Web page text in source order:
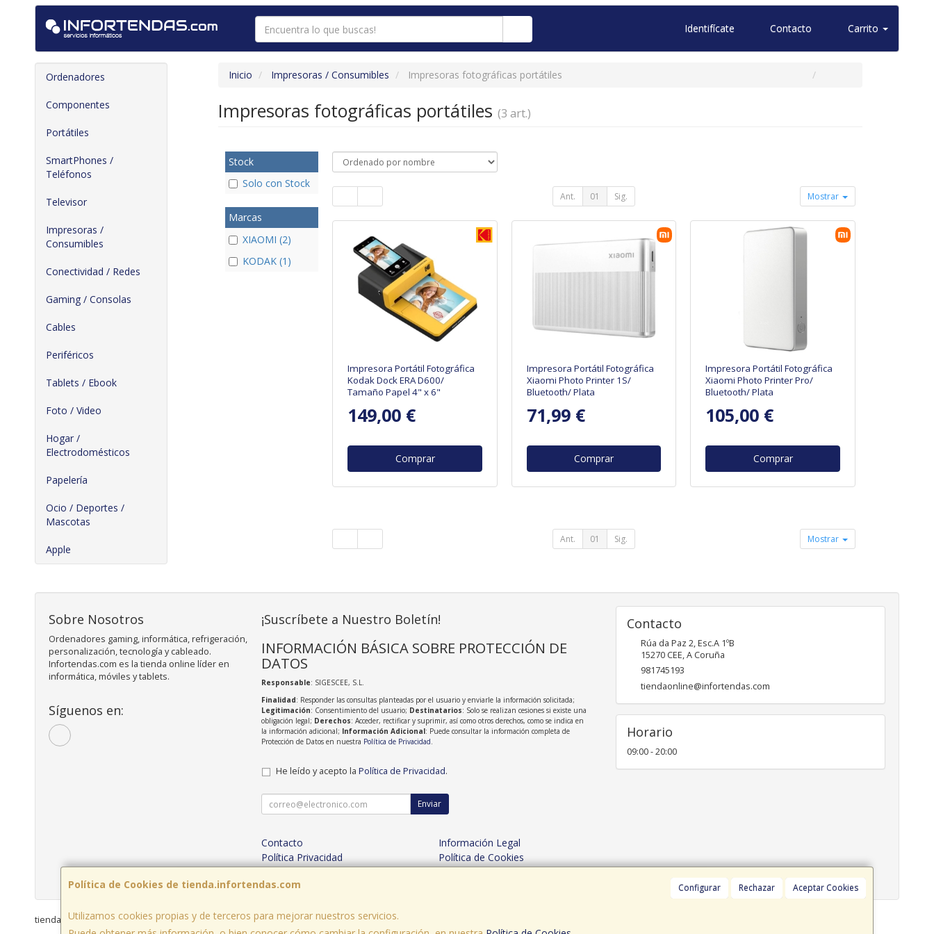
Identifícate Contacto Carrito
Ordenadores
Componentes
Portátiles
SmartPhones /
Teléfonos
Televisor
Impresoras /
Consumibles
Conectividad / Redes
Gaming / Consolas
Cables
Periféricos
Tablets / Ebook
Foto / Video
Hogar /
Electrodomésticos
Papelería
Ocio / Deportes /
Mascotas
Apple
Inicio Impresoras / Consumibles Impresoras fotográficas portátiles
Impresoras fotográficas portátiles (3 art.)
Stock
Solo con Stock
Marcas
XIAOMI (2)
KODAK (1)
Ant. 01 Sig. Mostrar
Impresora Portátil Fotográfica
Kodak Dock ERA D600/
Tamaño Papel 4" x 6"
149,00 €
Comprar
Impresora Portátil Fotográfica
Xiaomi Photo Printer 1S/
Bluetooth/ Plata
71,99 €
Comprar
Impresora Portátil Fotográfica
Xiaomi Photo Printer Pro/
Bluetooth/ Plata
105,00 €
Comprar
Ant. 01 Sig. Mostrar
Política de Cookies de tienda.infortendas.com Configurar Rechazar Aceptar Cookies
Utilizamos cookies propias y de terceros para mejorar nuestros servicios.
Sobre Nosotros
Ordenadores gaming, informática, refrigeración,
personalización, tecnología y cableado.
Infortendas.com es la tienda online líder en
informática, móviles y tablets.
Síguenos en:
¡Suscríbete a Nuestro Boletín!
INFORMACIÓN BÁSICA SOBRE PROTECCIÓN DE
DATOS
Responsable: SIGESCEE, S.L.
Finalidad: Responder las consultas planteadas por el usuario y enviarle la información solicitada;
Legitimación: Consentimiento del usuario; Destinatarios: Solo se realizan cesiones si existe una
obligación legal; Derechos: Acceder, rectificar y suprimir, así como otros derechos, como se indica en
la información adicional; Información Adicional: Puede consultar la información completa de
Protección de Datos en nuestra Política de Privacidad.
He leído y acepto la Política de Privacidad.
Enviar
Contacto
Información Legal
Política Privacidad
Política de Cookies
Condiciones de Compra
Formas de Pago
Contacto
Rúa da Paz 2, Esc.A 1ºB
15270 CEE,A Coruña
981745193
tiendaonline@infortendas.com
Horario
09:00 - 20:00
tienda.infortendas.com © 2026